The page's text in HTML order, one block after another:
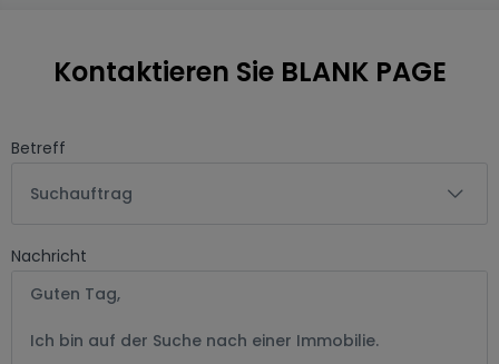
Kontaktieren Sie BLANK PAGE
Betreff
Suchauftrag
Nachricht